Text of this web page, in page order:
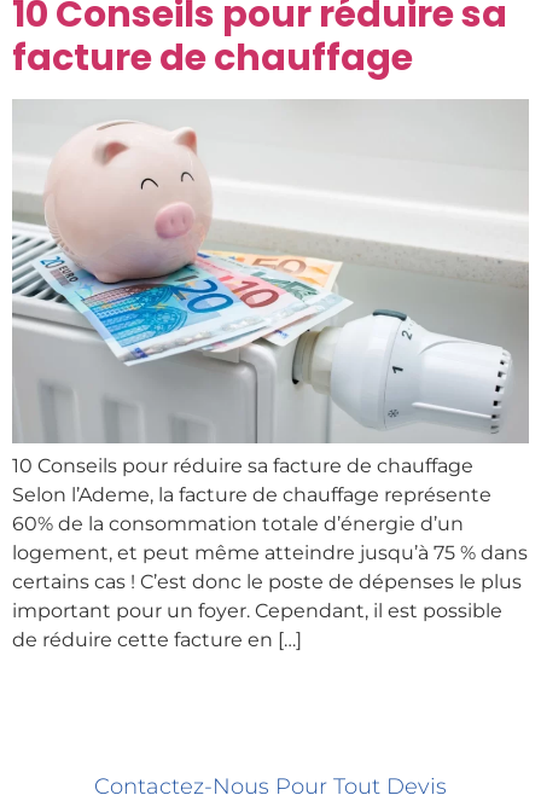
10 Conseils pour réduire sa
facture de chauffage
10 Conseils pour réduire sa facture de chauffage
Selon l’Ademe, la facture de chauffage représente
60% de la consommation totale d’énergie d’un
logement, et peut même atteindre jusqu’à 75 % dans
certains cas ! C’est donc le poste de dépenses le plus
important pour un foyer. Cependant, il est possible
de réduire cette facture en […]
Contactez-Nous Pour Tout Devis